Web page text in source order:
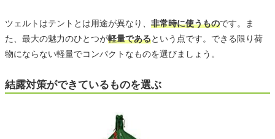
ツェルトはテントとは用途が異なり、 非常時に使うものです。ま
た、最大の魅力のひとつが軽量であるという点です。できる限り荷
物にならない軽量でコンパクトなものを選びましょう。
結露対策ができているものを選ぶ